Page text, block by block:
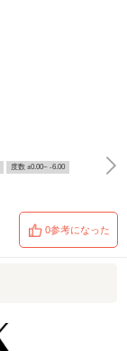
度数 ±0.00~ -6.00
0参考になった